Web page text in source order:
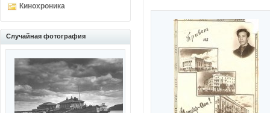
Кинохроника
Случайная фотография